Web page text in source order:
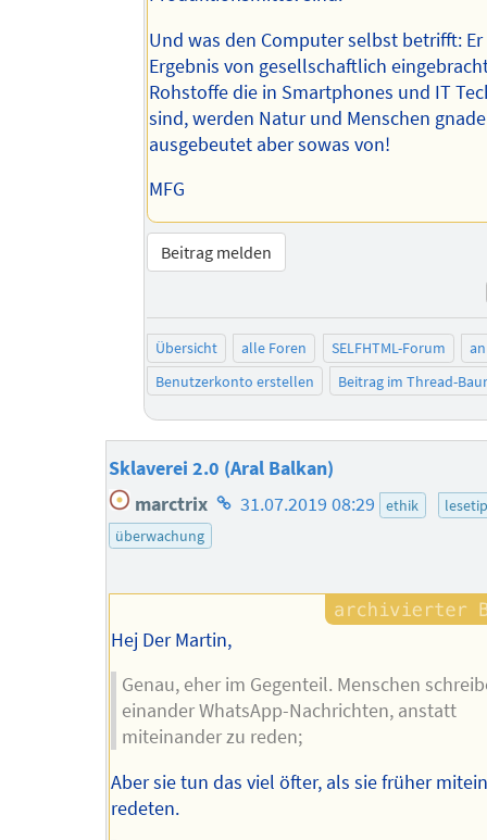
Und was den Computer selbst betrifft:
Ergebnis von gesellschaftlich
Rohstoffe die in Smartphones und IT
sind, werden Natur und Menschen
ausgebeutet aber sowas von!
MFG
Beitrag melden
Übersicht alle Foren SELFHTML-Forum
Benutzerkonto erstellen
Beitrag im Thread-
Sklaverei 2.0 (Aral Balkan)
marctrix Homepage
des
31.07.2019 08:29 ethik
überwachung
Hej Der Martin,
Genau, eher im Gegenteil. Menschen
einander WhatsApp-Nachrichten, anstatt
miteinander zu reden;
Aber sie tun das viel öfter, als sie früher
redeten.